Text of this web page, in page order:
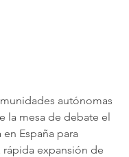
autónomas
la mesa de debate el
España para
rápida expansión de